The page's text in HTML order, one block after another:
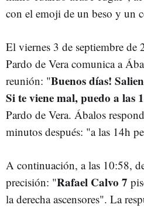
con el emoji de un beso y un
El viernes 3 de septiembre de
Pardo de Vera comunica a
reunión: "Buenos días!
Si te viene mal, puedo a las
Pardo de Vera. Ábalos
minutos después: "a las 14h
A continuación, a las 10:58,
precisión: "Rafael Calvo 7
la derecha ascensores". La